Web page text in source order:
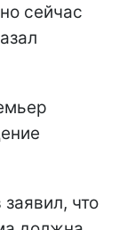
сейчас
что